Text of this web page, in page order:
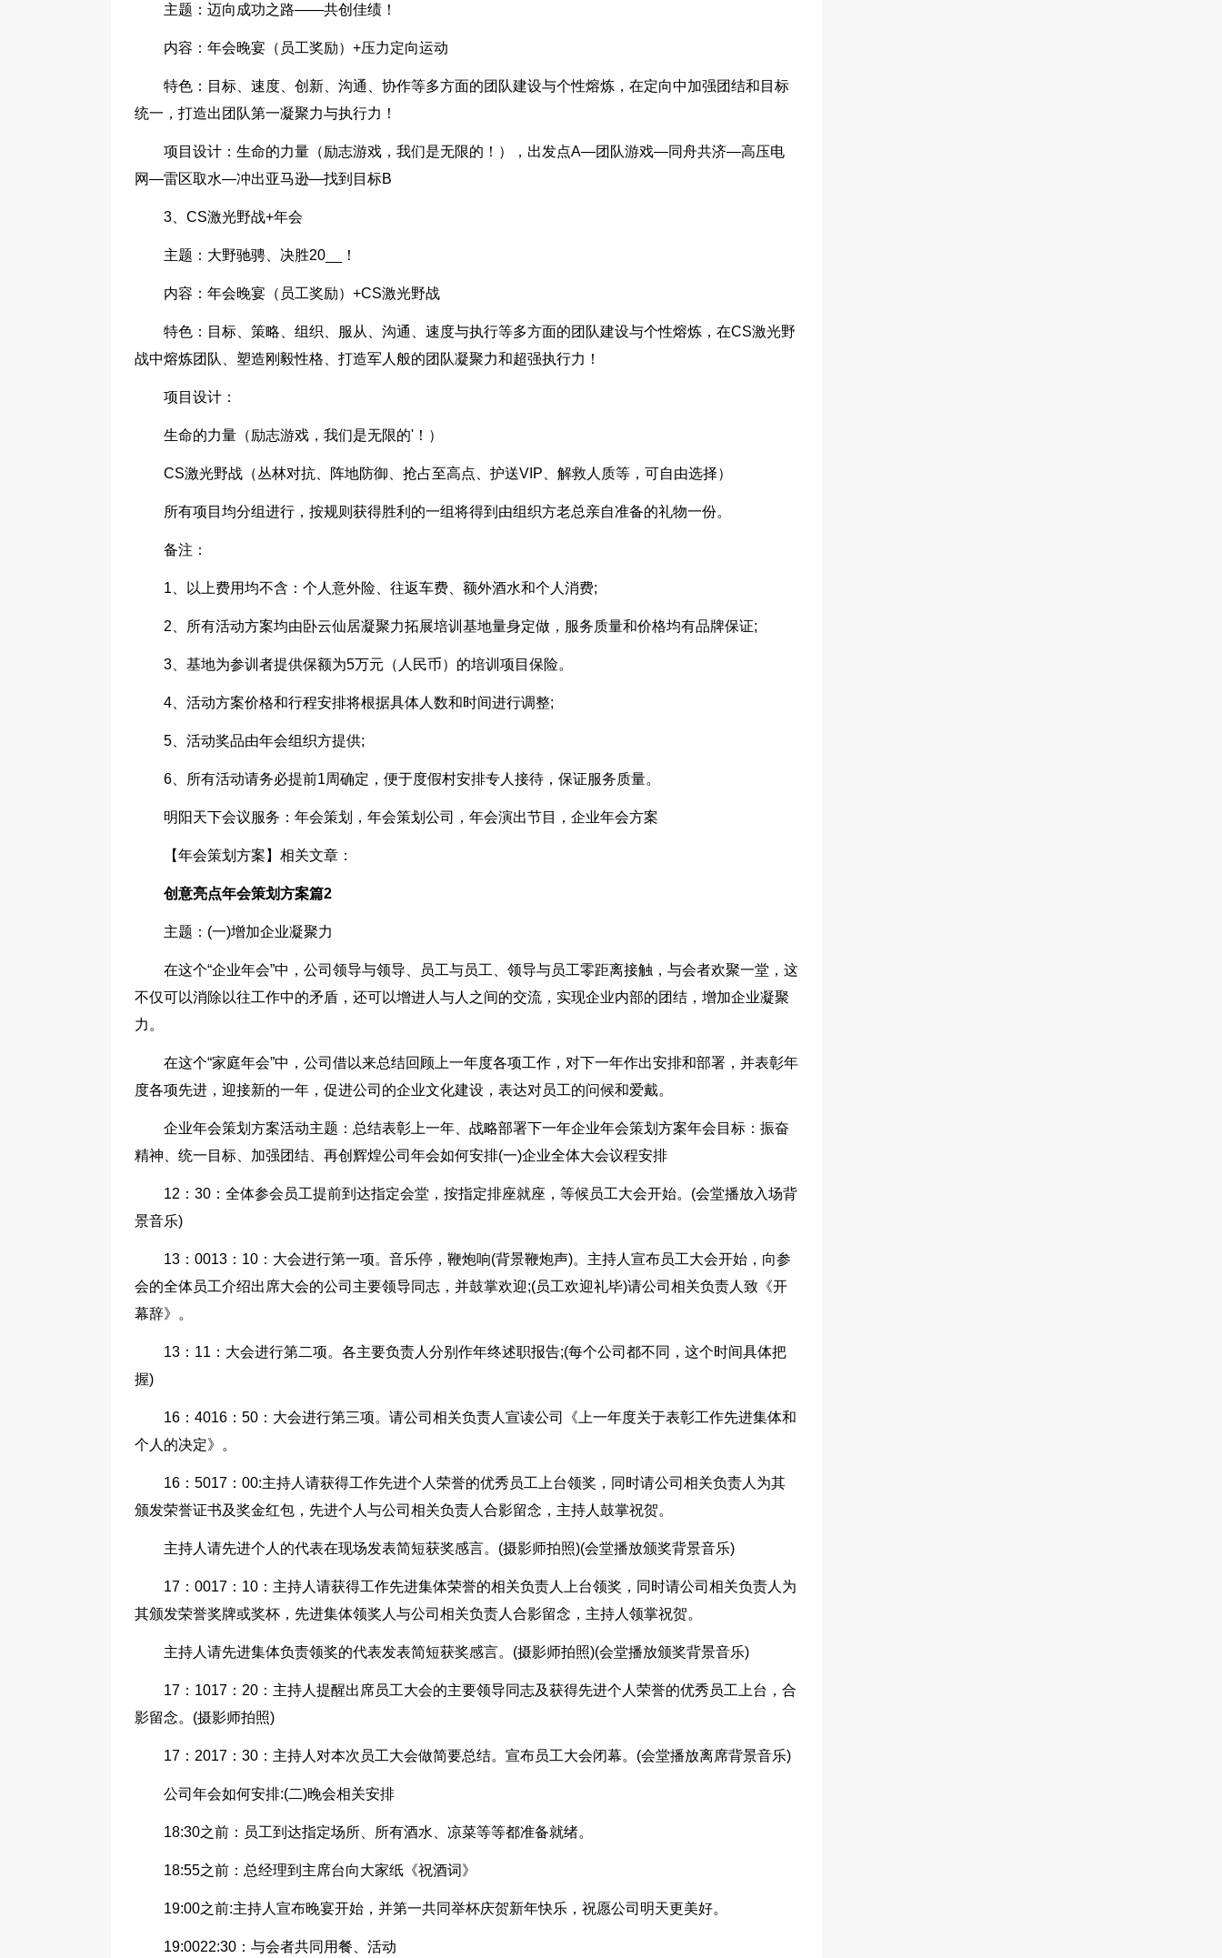
主题：迈向成功之路——共创佳绩！
内容：年会晚宴（员工奖励）+压力定向运动
特色：目标、速度、创新、沟通、协作等多方面的团队建设与个性熔炼，在定向中加强团结和目标
统一，打造出团队第一凝聚力与执行力！
项目设计：生命的力量（励志游戏，我们是无限的！），出发点A—团队游戏—同舟共济—高压电
网—雷区取水—冲出亚马逊—找到目标B
3、CS激光野战+年会
主题：大野驰骋、决胜20__！
内容：年会晚宴（员工奖励）+CS激光野战
特色：目标、策略、组织、服从、沟通、速度与执行等多方面的团队建设与个性熔炼，在CS激光野
战中熔炼团队、塑造刚毅性格、打造军人般的团队凝聚力和超强执行力！
项目设计：
生命的力量（励志游戏，我们是无限的'！）
CS激光野战（丛林对抗、阵地防御、抢占至高点、护送VIP、解救人质等，可自由选择）
所有项目均分组进行，按规则获得胜利的一组将得到由组织方老总亲自准备的礼物一份。
备注：
1、以上费用均不含：个人意外险、往返车费、额外酒水和个人消费;
2、所有活动方案均由卧云仙居凝聚力拓展培训基地量身定做，服务质量和价格均有品牌保证;
3、基地为参训者提供保额为5万元（人民币）的培训项目保险。
4、活动方案价格和行程安排将根据具体人数和时间进行调整;
5、活动奖品由年会组织方提供;
6、所有活动请务必提前1周确定，便于度假村安排专人接待，保证服务质量。
明阳天下会议服务：年会策划，年会策划公司，年会演出节目，企业年会方案
【年会策划方案】相关文章：
创意亮点年会策划方案篇2
主题：(一)增加企业凝聚力
在这个“企业年会”中，公司领导与领导、员工与员工、领导与员工零距离接触，与会者欢聚一堂，这
不仅可以消除以往工作中的矛盾，还可以增进人与人之间的交流，实现企业内部的团结，增加企业凝聚
力。
在这个“家庭年会”中，公司借以来总结回顾上一年度各项工作，对下一年作出安排和部署，并表彰年
度各项先进，迎接新的一年，促进公司的企业文化建设，表达对员工的问候和爱戴。
企业年会策划方案活动主题：总结表彰上一年、战略部署下一年企业年会策划方案年会目标：振奋
精神、统一目标、加强团结、再创辉煌公司年会如何安排(一)企业全体大会议程安排
12：30：全体参会员工提前到达指定会堂，按指定排座就座，等候员工大会开始。(会堂播放入场背
景音乐)
13：0013：10：大会进行第一项。音乐停，鞭炮响(背景鞭炮声)。主持人宣布员工大会开始，向参
会的全体员工介绍出席大会的公司主要领导同志，并鼓掌欢迎;(员工欢迎礼毕)请公司相关负责人致《开
幕辞》。
13：11：大会进行第二项。各主要负责人分别作年终述职报告;(每个公司都不同，这个时间具体把
握)
16：4016：50：大会进行第三项。请公司相关负责人宣读公司《上一年度关于表彰工作先进集体和
个人的决定》。
16：5017：00:主持人请获得工作先进个人荣誉的优秀员工上台领奖，同时请公司相关负责人为其
颁发荣誉证书及奖金红包，先进个人与公司相关负责人合影留念，主持人鼓掌祝贺。
主持人请先进个人的代表在现场发表简短获奖感言。(摄影师拍照)(会堂播放颁奖背景音乐)
17：0017：10：主持人请获得工作先进集体荣誉的相关负责人上台领奖，同时请公司相关负责人为
其颁发荣誉奖牌或奖杯，先进集体领奖人与公司相关负责人合影留念，主持人领掌祝贺。
主持人请先进集体负责领奖的代表发表简短获奖感言。(摄影师拍照)(会堂播放颁奖背景音乐)
17：1017：20：主持人提醒出席员工大会的主要领导同志及获得先进个人荣誉的优秀员工上台，合
影留念。(摄影师拍照)
17：2017：30：主持人对本次员工大会做简要总结。宣布员工大会闭幕。(会堂播放离席背景音乐)
公司年会如何安排:(二)晚会相关安排
18:30之前：员工到达指定场所、所有酒水、凉菜等等都准备就绪。
18:55之前：总经理到主席台向大家纸《祝酒词》
19:00之前:主持人宣布晚宴开始，并第一共同举杯庆贺新年快乐，祝愿公司明天更美好。
19:0022:30：与会者共同用餐、活动